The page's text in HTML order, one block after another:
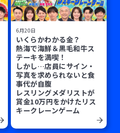
6月20日
いくらかわかる金？
熱海で海鮮＆黒毛和牛ス
テーキを満喫！
しかし…店員にサイン・
写真を求められないと食
事代が自腹
レスリングメダリストが
賞金10万円をかけたリス
キークレーンゲーム